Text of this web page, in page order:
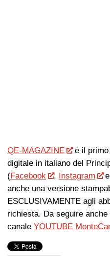
QE-MAGAZINE
è il primo
digitale in italiano del
(Facebook , Instagram
anche una versione
ESCLUSIVAMENTE agli
richiesta. Da seguire anche
canale YOUTUBE